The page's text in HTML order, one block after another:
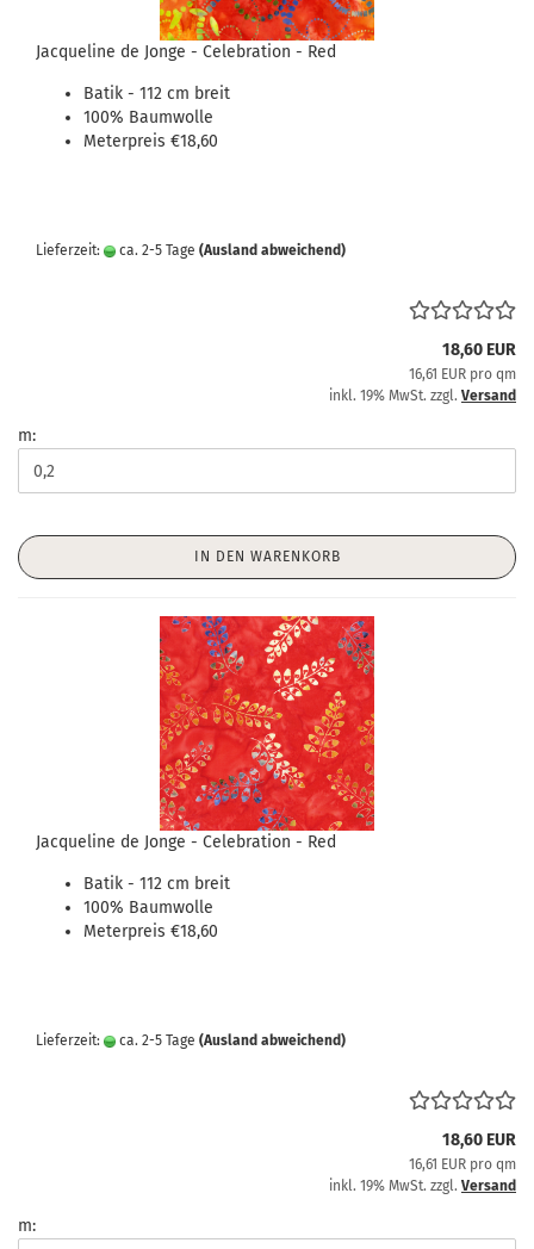
Jacqueline de Jonge - Celebration - Red
Batik - 112 cm breit
100% Baumwolle
Meterpreis €18,60
Lieferzeit: ca. 2-5 Tage (Ausland abweichend)
18,60 EUR
16,61 EUR pro qm
inkl. 19% MwSt. zzgl. Versand
m:
IN DEN WARENKORB
Jacqueline de Jonge - Celebration - Red
Batik - 112 cm breit
100% Baumwolle
Meterpreis €18,60
Lieferzeit: ca. 2-5 Tage (Ausland abweichend)
18,60 EUR
16,61 EUR pro qm
inkl. 19% MwSt. zzgl. Versand
m: